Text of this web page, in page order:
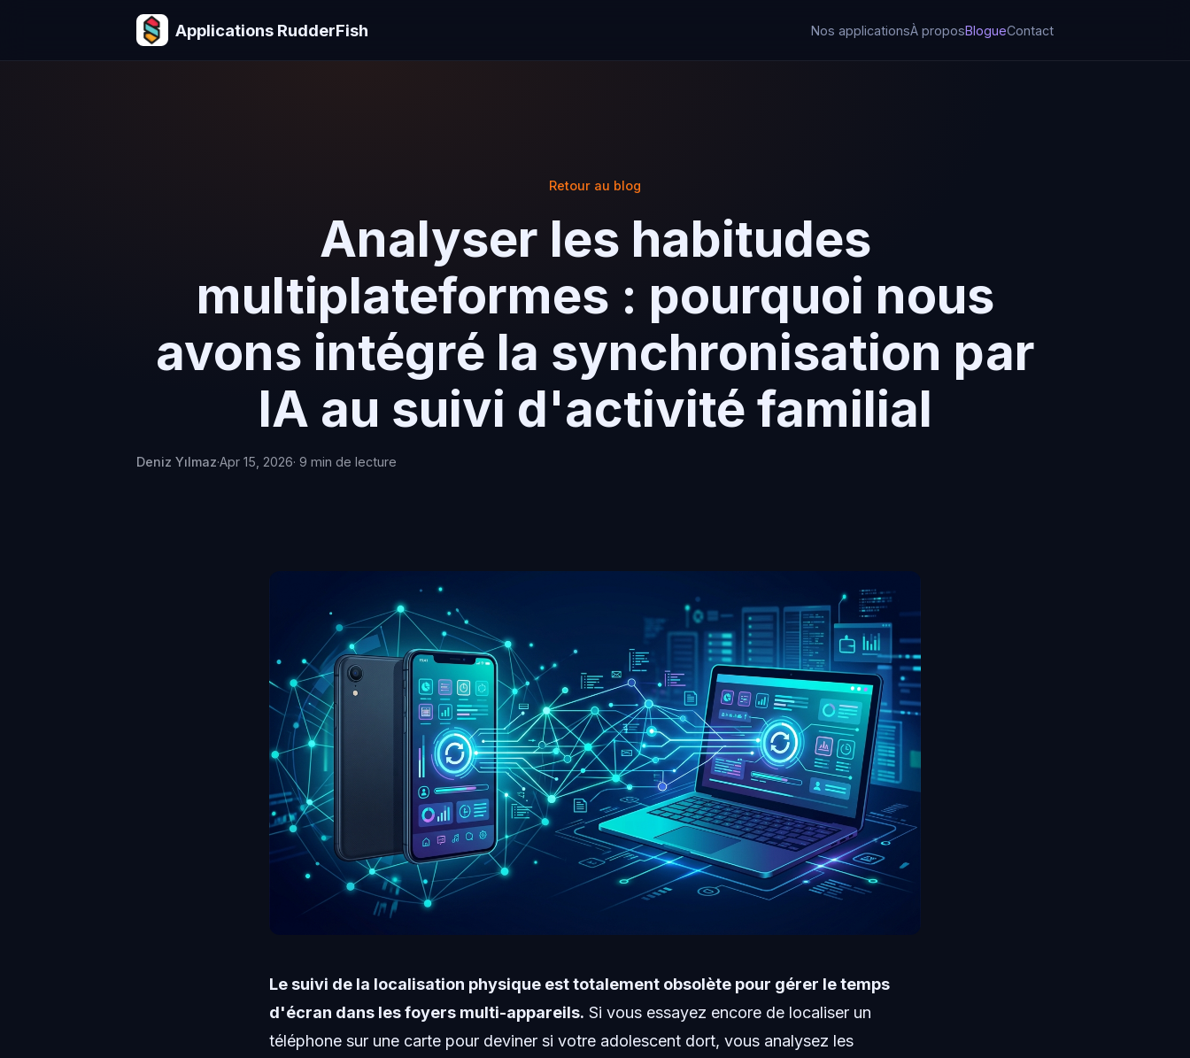
Applications RudderFish Nos applicationsÀ proposBlogueContact
Retour au blog
Analyser les habitudes
multiplateformes : pourquoi nous
avons intégré la synchronisation par
IA au suivi d'activité familial
Deniz Yılmaz·Apr 15, 2026· 9 min de lecture
Le suivi de la localisation physique est totalement obsolète pour gérer le temps
d'écran dans les foyers multi-appareils. Si vous essayez encore de localiser un
téléphone sur une carte pour deviner si votre adolescent dort, vous analysez les